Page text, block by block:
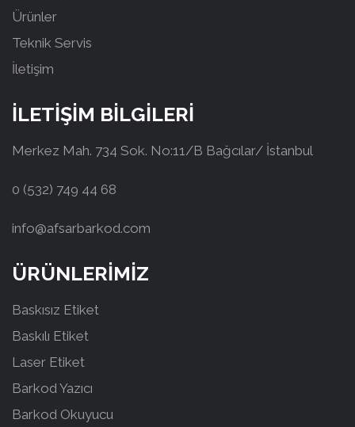
Ürünler
Teknik Servis
İletişim
İLETİŞİM BİLGİLERİ
Merkez Mah. 734 Sok. No:11/B Bağcılar/ İstanbul
0 (532) 749 44 68
info@afsarbarkod.com
ÜRÜNLERİMİZ
Baskısız Etiket
Baskılı Etiket
Laser Etiket
Barkod Yazıcı
Barkod Okuyucu